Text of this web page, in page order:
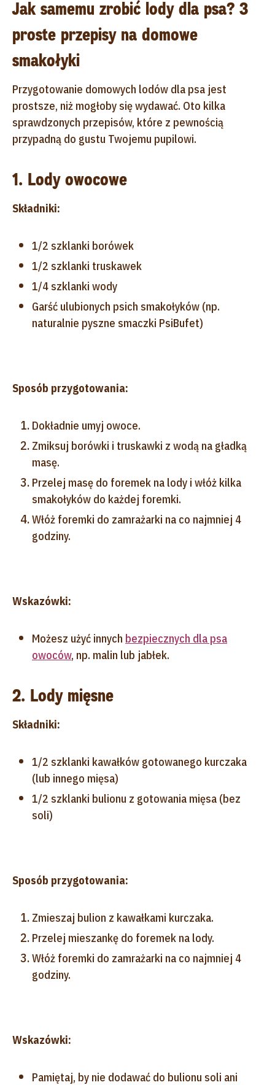
Jak samemu zrobić lody dla psa? 3
proste przepisy na domowe
smakołyki
Przygotowanie domowych lodów dla psa jest
prostsze, niż mogłoby się wydawać. Oto kilka
sprawdzonych przepisów, które z pewnością
przypadną do gustu Twojemu pupilowi.
1. Lody owocowe
Składniki:
1/2 szklanki borówek
1/2 szklanki truskawek
1/4 szklanki wody
Garść ulubionych psich smakołyków (np.
naturalnie pyszne smaczki PsiBufet)
Sposób przygotowania:
Dokładnie umyj owoce.
Zmiksuj borówki i truskawki z wodą na gładką
masę.
Przelej masę do foremek na lody i włóż kilka
smakołyków do każdej foremki.
Włóż foremki do zamrażarki na co najmniej 4
godziny.
Wskazówki:
Możesz użyć innych bezpiecznych dla psa
owoców, np. malin lub jabłek.
2. Lody mięsne
Składniki:
1/2 szklanki kawałków gotowanego kurczaka
(lub innego mięsa)
1/2 szklanki bulionu z gotowania mięsa (bez
soli)
Sposób przygotowania:
Zmieszaj bulion z kawałkami kurczaka.
Przelej mieszankę do foremek na lody.
Włóż foremki do zamrażarki na co najmniej 4
godziny.
Wskazówki:
Pamiętaj, by nie dodawać do bulionu soli ani